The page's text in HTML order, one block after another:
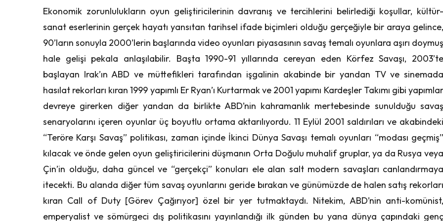
Ekonomik zorunlulukların oyun geliştiricilerinin davranış ve tercihlerini belirlediği koşullar, kültür-
sanat eserlerinin gerçek hayatı yansıtan tarihsel ifade biçimleri olduğu gerçeğiyle bir araya gelince,
90’ların sonuyla 2000’lerin başlarında video oyunları piyasasının savaş temalı oyunlara aşırı doymuş
hale gelişi pekala anlaşılabilir. Başta 1990-91 yıllarında cereyan eden Körfez Savaşı, 2003’te
başlayan Irak’ın ABD ve müttefikleri tarafından işgalinin akabinde bir yandan TV ve sinemada
hasılat rekorları kıran 1999 yapımlı Er Ryan’ı Kurtarmak ve 2001 yapımı Kardeşler Takımı gibi yapımlar
devreye girerken diğer yandan da birlikte ABD’nin kahramanlık mertebesinde sunulduğu savaş
senaryolarını içeren oyunlar üç boyutlu ortama aktarılıyordu. 11 Eylül 2001 saldırıları ve akabindeki
“Teröre Karşı Savaş” politikası, zaman içinde İkinci Dünya Savaşı temalı oyunları “modası geçmiş”
kılacak ve önde gelen oyun geliştiricilerini düşmanın Orta Doğulu muhalif gruplar, ya da Rusya veya
Çin’in olduğu, daha güncel ve “gerçekçi” konuları ele alan salt modern savaşları canlandırmaya
itecekti. Bu alanda diğer tüm savaş oyunlarını geride bırakan ve günümüzde de halen satış rekorları
kıran Call of Duty [Görev Çağırıyor] özel bir yer tutmaktaydı. Nitekim, ABD’nin anti-komünist,
emperyalist ve sömürgeci dış politikasını yayınlandığı ilk günden bu yana dünya çapındaki genç